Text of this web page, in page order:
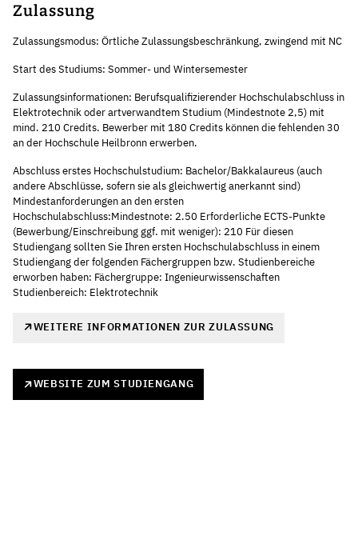
Zulassung
Zulassungsmodus: Örtliche Zulassungsbeschränkung, zwingend mit NC
Start des Studiums: Sommer- und Wintersemester
Zulassungsinformationen: Berufsqualifizierender Hochschulabschluss in
Elektrotechnik oder artverwandtem Studium (Mindestnote 2,5) mit
mind. 210 Credits. Bewerber mit 180 Credits können die fehlenden 30
an der Hochschule Heilbronn erwerben.
Abschluss erstes Hochschulstudium: Bachelor/Bakkalaureus (auch
andere Abschlüsse, sofern sie als gleichwertig anerkannt sind)
Mindestanforderungen an den ersten
Hochschulabschluss:Mindestnote: 2.50 Erforderliche ECTS-Punkte
(Bewerbung/Einschreibung ggf. mit weniger): 210 Für diesen
Studiengang sollten Sie Ihren ersten Hochschulabschluss in einem
Studiengang der folgenden Fächergruppen bzw. Studienbereiche
erworben haben: Fächergruppe: Ingenieurwissenschaften
Studienbereich: Elektrotechnik
WEITERE INFORMATIONEN ZUR ZULASSUNG
WEBSITE ZUM STUDIENGANG